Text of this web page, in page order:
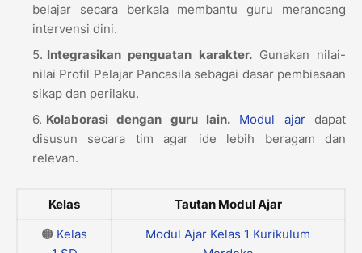
belajar secara berkala membantu guru merancang
intervensi dini.
Integrasikan penguatan karakter.Gunakan nilai-
nilai Profil Pelajar Pancasila sebagai dasar pembiasaan
sikap dan perilaku.
Kolaborasi dengan guru lain.
Modul ajardapat
disusun secara tim agar ide lebih beragam dan
relevan.
Kelas
Tautan Modul Ajar
🟠 Kelas
Modul Ajar Kelas 1 Kurikulum